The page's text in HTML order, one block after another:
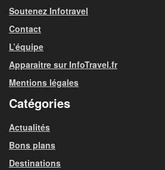
Soutenez Infotravel
Contact
L’équipe
Apparaitre sur InfoTravel.fr
Mentions légales
Catégories
Actualités
Bons plans
Destinations